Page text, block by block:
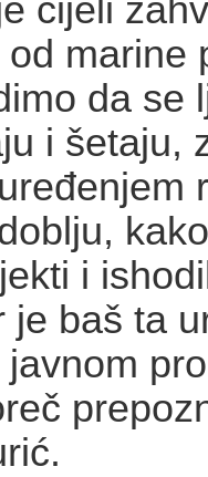
cijeli
marine
da se
i šetaju,
i
je baš ta